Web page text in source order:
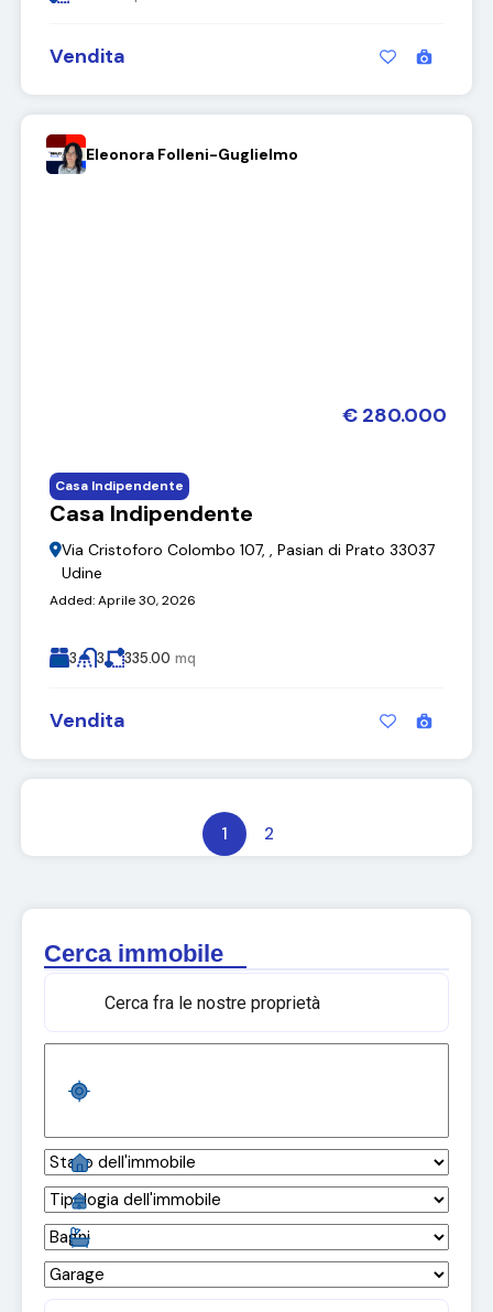
Vendita
Eleonora Folleni-Guglielmo
€ 280.000
Casa Indipendente
Via Cristoforo Colombo 107, , Pasian di Prato 33037
Udine
Added:Aprile 30, 2026
Casa Indipendente
3 3 335.00 mq
Vendita
1 2
Cerca immobile